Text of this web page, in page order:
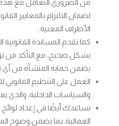
من الضروري التعامل مع هذه
لضمان الالتزام بالمعايير
الأطراف المعنية.
كما نقدم المساندة القانونية
بشكل صحيح، مع التأكد من
يضمن حماية المنشأة من أي
العمل على التنظيم القانوني
والسياسات الداخلية، والذي
نساعدك أيضًا في إعداد لوائح
العمالية، بما يضمن وضوح